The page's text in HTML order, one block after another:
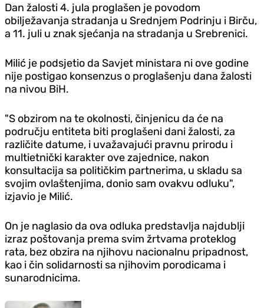
Dan žalosti 4. jula proglašen je povodom
obilježavanja stradanja u Srednjem Podrinju i Birču,
a 11. juli u znak sjećanja na stradanja u Srebrenici.
Milić je podsjetio da Savjet ministara ni ove godine
nije postigao konsenzus o proglašenju dana žalosti
na nivou BiH.
"S obzirom na te okolnosti, činjenicu da će na
području entiteta biti proglašeni dani žalosti, za
različite datume, i uvažavajući pravnu prirodu i
multietnički karakter ove zajednice, nakon
konsultacija sa političkim partnerima, u skladu sa
svojim ovlaštenjima, donio sam ovakvu odluku",
izjavio je Milić.
On je naglasio da ova odluka predstavlja najdublji
izraz poštovanja prema svim žrtvama proteklog
rata, bez obzira na njihovu nacionalnu pripadnost,
kao i čin solidarnosti sa njihovim porodicama i
sunarodnicima.